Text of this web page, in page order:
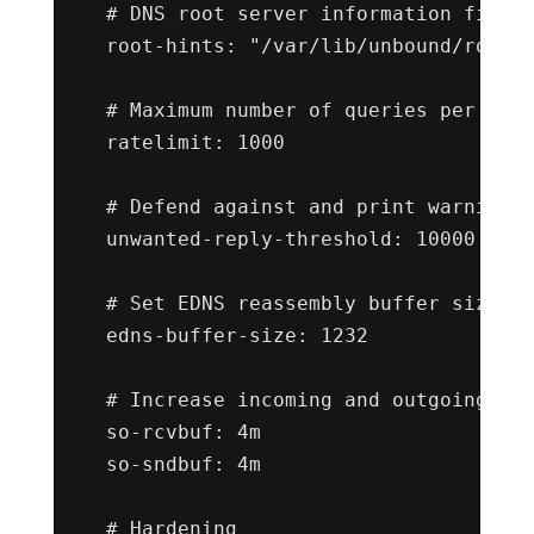
# DNS root server information
root-hints: "/var/lib/unbound/
# Maximum number of queries per
ratelimit: 1000
# Defend against and print warning
unwanted-reply-threshold: 10000
# Set EDNS reassembly buffer size
edns-buffer-size: 1232
# Increase incoming and outgoing
so-rcvbuf: 4m
so-sndbuf: 4m
# Hardening